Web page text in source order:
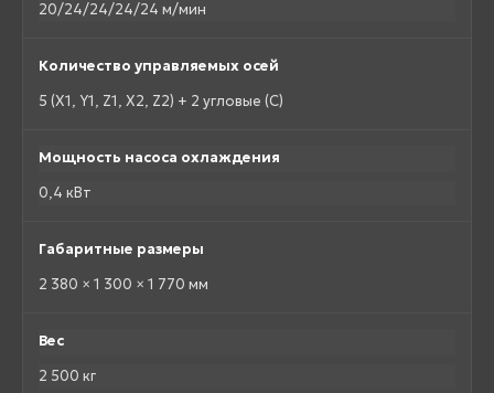
20/24/24/24/24 м/мин
Количество управляемых осей
5 (X1, Y1, Z1, X2, Z2) + 2 угловые (C)
Мощность насоса охлаждения
0,4 кВт
Габаритные размеры
2 380 × 1 300 × 1 770 мм
Вес
2 500 кг